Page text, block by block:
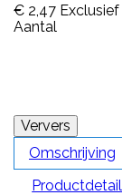
€ 2,47
Aantal
Omschrijving